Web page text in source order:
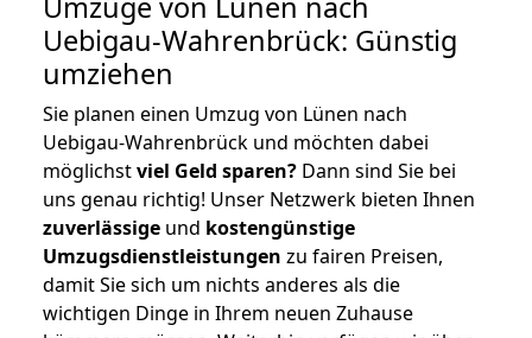
Uebigau-Wahrenbrück: Günstig
umziehen
Sie planen einen Umzug von Lünen nach
Uebigau-Wahrenbrück und möchten dabei
möglichstviel Geld sparen? Dann sind Sie bei
uns genau richtig! Unser Netzwerk bieten Ihnen
zuverlässige und kostengünstige
Umzugsdienstleistungen zu fairen Preisen,
damit Sie sich um nichts anderes als die
wichtigen Dinge in Ihrem neuen Zuhause